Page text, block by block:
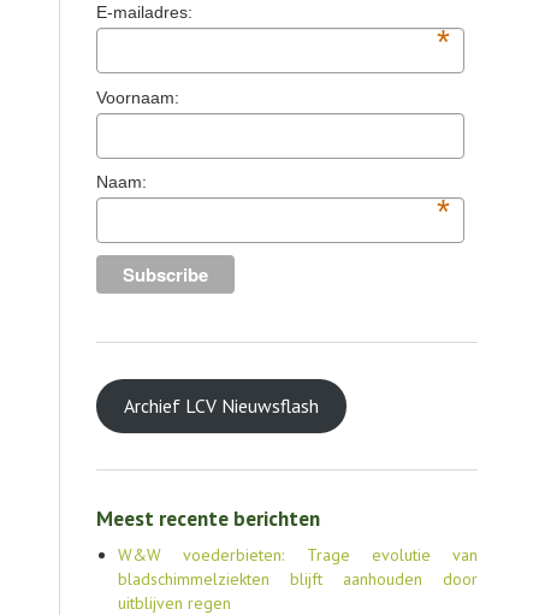
E-mailadres:
*
Voornaam:
Naam:
*
Archief LCV Nieuwsflash
Meest recente berichten
W&W voederbieten: Trage evolutie van
bladschimmelziekten blijft aanhouden door
uitblijven regen